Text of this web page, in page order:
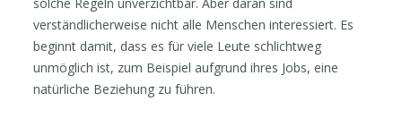
verständlicherweise nicht alle Menschen interessiert. Es
beginnt damit, dass es für viele Leute schlichtweg
unmöglich ist, zum Beispiel aufgrund ihres Jobs, eine
natürliche Beziehung zu führen.